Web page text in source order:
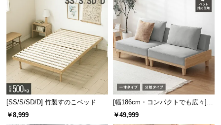
[SS/S/SD/D] 竹製すのこベッド
￥8,999
[幅186cm・コンパクトでも広々] 3
人掛けソファベッド リクライニン
￥49,999